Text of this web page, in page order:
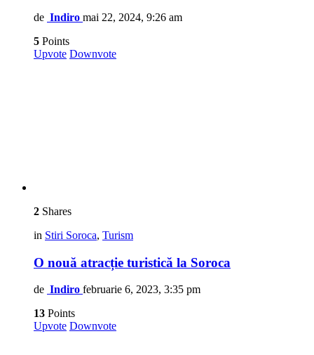
de Indiro mai 22, 2024, 9:26 am
5 Points
Upvote Downvote
2 Shares
in Stiri Soroca, Turism
O nouă atracție turistică la Soroca
de Indiro februarie 6, 2023, 3:35 pm
13 Points
Upvote Downvote